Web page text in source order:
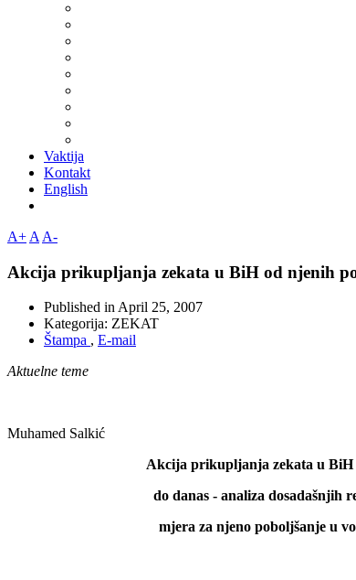
Vaktija
Kontakt
English
A+ A A-
Akcija prikupljanja zekata u BiH od njenih
Published in April 25, 2007
Kategorija: ZEKAT
Štampa , E-mail
Aktuelne teme
Muhamed Salkić
Akcija prikupljanja zekata u BiH
do danas - analiza dosadašnjih
mjera za njeno poboljšanje u